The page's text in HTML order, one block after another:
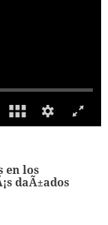
en los
daÃ±ados